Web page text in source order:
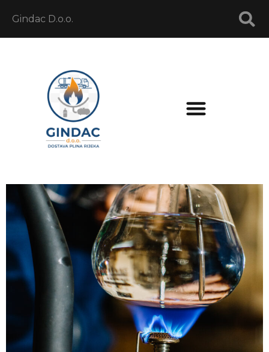
Gindac D.o.o.